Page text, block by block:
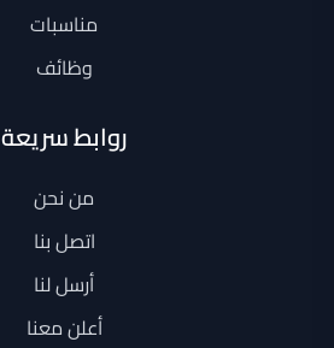
مناسبات
وظائف
روابط سريعة
من نحن
اتصل بنا
أرسل لنا
أعلن معنا